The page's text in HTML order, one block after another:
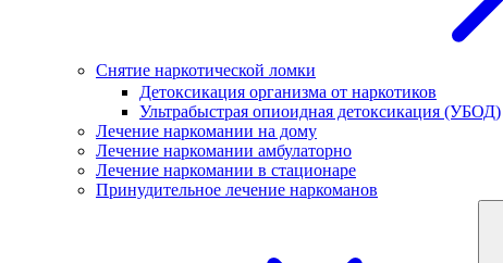
Снятие наркотической ломки
Детоксикация организма от наркотиков
Ультрабыстрая опиоидная детоксикация (УБОД)
Лечение наркомании на дому
Лечение наркомании амбулаторно
Лечение наркомании в стационаре
Принудительное лечение наркоманов